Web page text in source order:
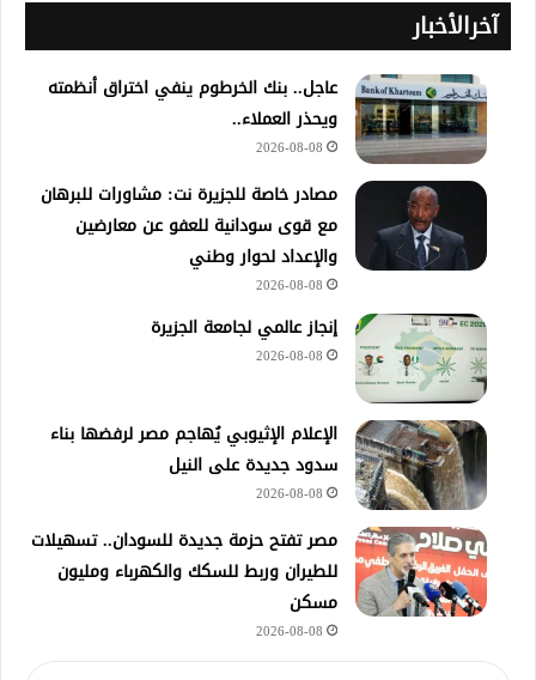
آخرالأخبار
عاجل.. بنك الخرطوم ينفي اختراق أنظمته
ويحذر العملاء..
2026-08-08
مصادر خاصة للجزيرة نت: مشاورات للبرهان
مع قوى سودانية للعفو عن معارضين
والإعداد لحوار وطني
2026-08-08
إنجاز عالمي لجامعة الجزيرة
2026-08-08
الإعلام الإثيوبي يُهاجم مصر لرفضها بناء
سدود جديدة على النيل
2026-08-08
مصر تفتح حزمة جديدة للسودان.. تسهيلات
للطيران وربط للسكك والكهرباء ومليون
مسكن
2026-08-08